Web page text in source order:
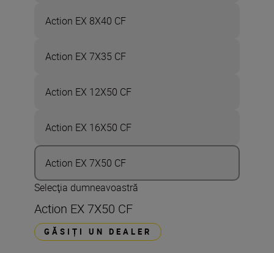
Action EX 8X40 CF
Action EX 7X35 CF
Action EX 12X50 CF
Action EX 16X50 CF
Action EX 7X50 CF
Selecţia dumneavoastră
Action EX 7X50 CF
GĂSIȚI UN DEALER